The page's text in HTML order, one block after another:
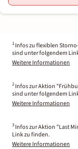
1 Infos zu flexiblen
sind unter folgendem
Weitere Informationen
2 Infos zur Aktion
sind unter folgendem
Weitere Informationen
3 Infos zur Aktion "Last
Link zu finden.
Weitere Informationen